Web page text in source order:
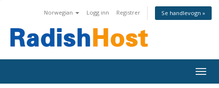
Norwegian Logg inn Registrer Se handlevogn »